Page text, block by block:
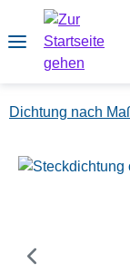
Zum Hauptinhalt
Dichtung nach
Bildergalerie